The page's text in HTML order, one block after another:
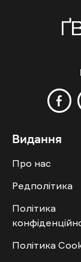
Видання
Про нас
Редполітика
Політика
Політика